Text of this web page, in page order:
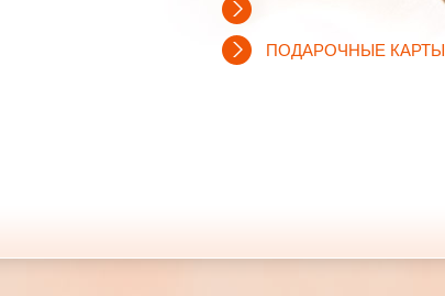
ПОДАРОЧНЫЕ КАРТЫ